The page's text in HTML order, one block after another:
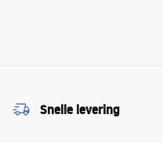
Snelle levering